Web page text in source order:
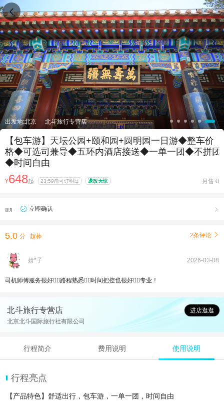
出发地:北京 北斗旅行专营店
【包车游】天坛公园+颐和园+圆明园一日游◆整车价
格◆可选司兼导◆五环内酒店接送◆一单一团◆不拼团
◆时间自由
¥648起 23:59前可订明日 退改无忧 月售:0
服务 立即确认 
5.0 分 超棒 2条评论 
婧*子 2026-03-08
司机师傅服务很好👍🏻路程熟悉👍🏻时间把控也很好👌🏻专业！
北斗旅行专营店
进店逛逛
北京北斗国际旅行社有限公司
行程简介 费用说明 使用说明
行程亮点
【产品特色】舒适出行，包车游，一单一团，时间自由
